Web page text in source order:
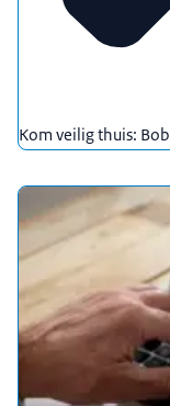
Kom veilig thuis: Bob